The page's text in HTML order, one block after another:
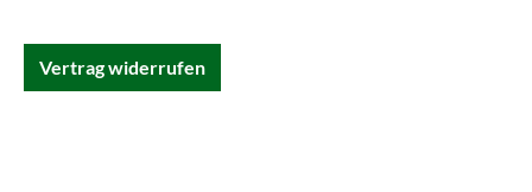
Vertrag widerrufen